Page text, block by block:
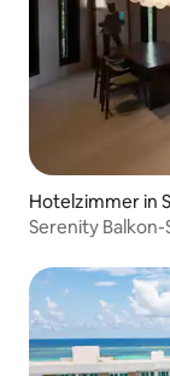
Hotelzimmer in
Serenity